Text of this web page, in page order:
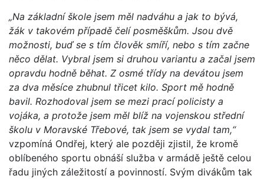
„Na základní škole jsem měl nadváhu a jak to bývá,
žák v takovém případě čelí posměškům. Jsou dvě
možnosti, buď se s tím člověk smíří, nebo s tím začne
něco dělat. Vybral jsem si druhou variantu a začal jsem
opravdu hodně běhat. Z osmé třídy na devátou jsem
za dva měsíce zhubnul třicet kilo. Sport mě hodně
bavil. Rozhodoval jsem se mezi prací policisty a
vojáka, a protože jsem měl blíž na vojenskou střední
školu v Moravské Třebové, tak jsem se vydal tam,“
vzpomíná Ondřej, který ale později zjistil, že kromě
oblíbeného sportu obnáší služba v armádě ještě celou
řadu jiných záležitostí a povinností. Svým divákům tak